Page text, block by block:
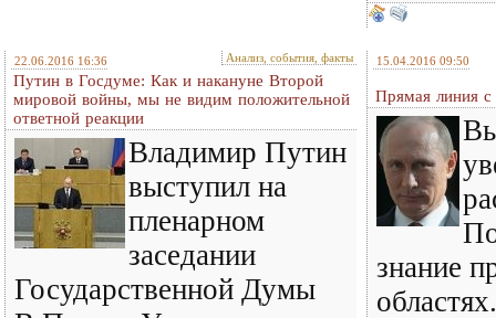
22.06.2016 16:36 Анализ, события, факты
Путин в Госдуме: Как и накануне Второй
мировой войны, мы не видим положительной
ответной реакции
Владимир Путин
выступил на
пленарном
заседании
Государственной Думы
15.04.2016 09:50
Прямая линия
знание